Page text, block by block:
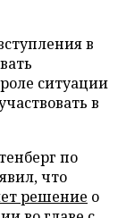
в
ситуации
в
по
что
решение о